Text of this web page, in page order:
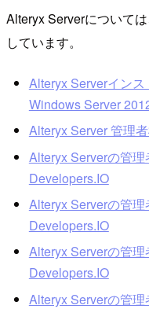
Alteryx Serverについて
しています。
Alteryx Serverイン
Windows Server
Alteryx Server 管理
Alteryx Serverの管理
Developers.IO
Alteryx Serverの管理
Developers.IO
Alteryx Serverの管理
Developers.IO
Alteryx Serverの管理